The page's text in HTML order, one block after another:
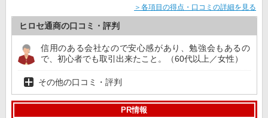
＞各項目の得点・口コミの詳細を見る
ヒロセ通商の口コミ・評判
信用のある会社なので安心感があり、勉強会もあるの
で、初心者でも取引出来たこと。（60代以上／女性）
その他の口コミ・評判
PR情報